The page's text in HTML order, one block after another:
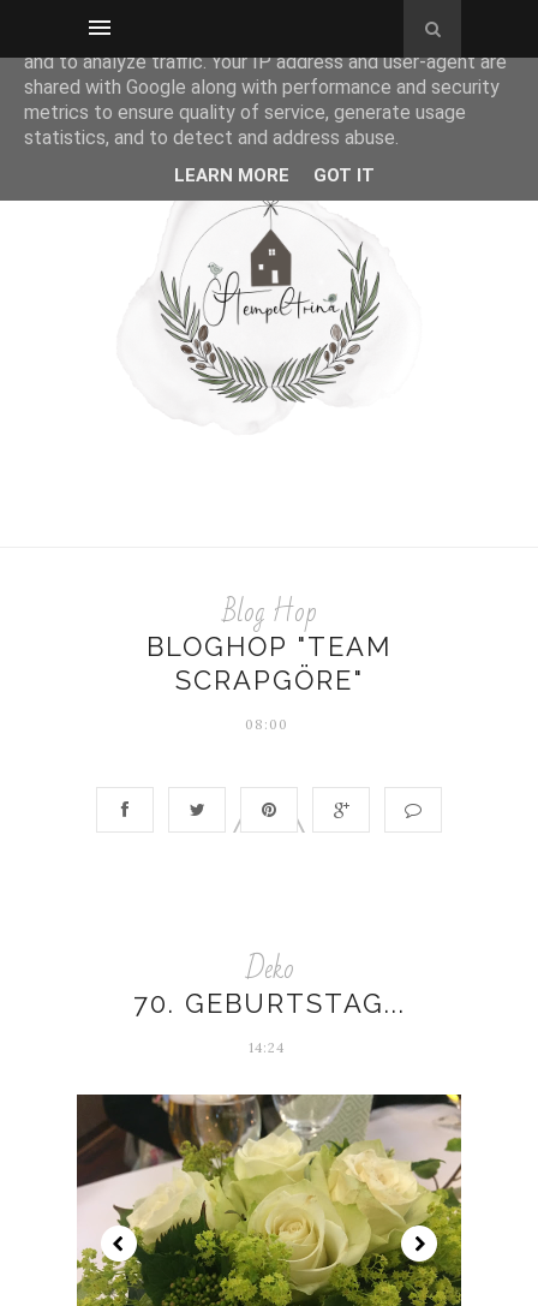
Blog Hop
BLOGHOP "TEAM
SCRAPGÖRE"
08:00
Deko
70. GEBURTSTAG...
14:24
This site uses cookies from Google to deliver its services
and to analyze traffic. Your IP address and user-agent are
shared with Google along with performance and security
metrics to ensure quality of service, generate usage
statistics, and to detect and address abuse.
LEARN MORE GOT IT